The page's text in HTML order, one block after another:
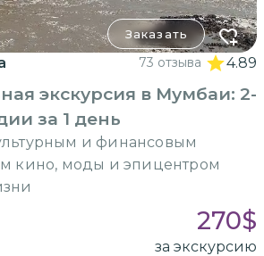
Заказать
73 отзыва 4.89
экскурсия в Мумбаи: 2-
за 1 день
и финансовым
кино, моды и эпицентром
270$
за экскурсию